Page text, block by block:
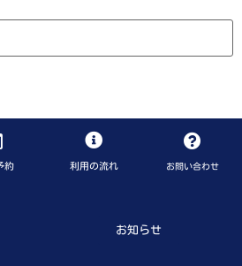
約 利用の流れ お問い合わせ
お知らせ